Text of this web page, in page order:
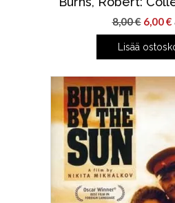
8,00€
hinta
oli:
6,00€
Lisää